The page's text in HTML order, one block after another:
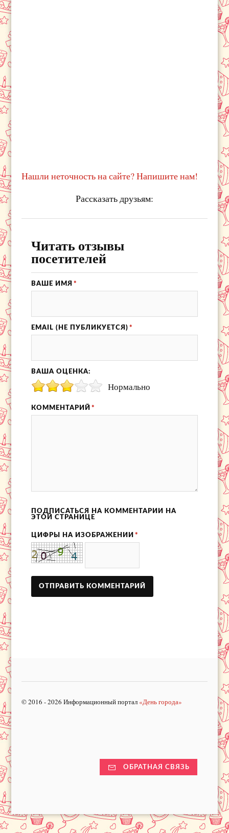
Нашли неточность на сайте? Напишите нам!
Рассказать друзьям:
Читать отзывы
посетителей
ВАШЕ ИМЯ *
EMAIL (НЕ ПУБЛИКУЕТСЯ) *
ВАША ОЦЕНКА:
Нормально
КОММЕНТАРИЙ *
ПОДПИСАТЬСЯ НА КОММЕНТАРИИ НА
ЭТОЙ СТРАНИЦЕ
ЦИФРЫ НА ИЗОБРАЖЕНИИ *
© 2016 - 2026 Информационный портал «День города»
ОБРАТНАЯ СВЯЗЬ